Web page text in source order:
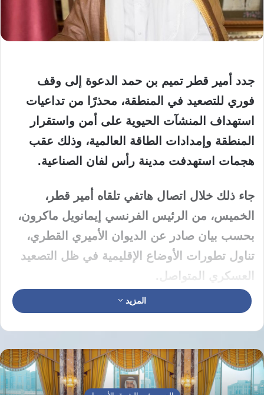
جدد أمير قطر تميم بن حمد الدعوة إلى وقف
فوري للتصعيد في المنطقة، محذرًا من تداعيات
استهداف المنشآت الحيوية على أمن واستقرار
المنطقة وإمدادات الطاقة العالمية، وذلك عقب
هجمات استهدفت مدينة رأس لفان الصناعية.
جاء ذلك خلال اتصال هاتفي تلقاه أمير قطر،
الخميس، من الرئيس الفرنسي إيمانويل ماكرون،
بحسب بيان صادر عن الديوان الأميري القطري،
تناول تطورات الأوضاع الإقليمية في ظل التصعيد
العسكري المتواصل.
تصعيد خطير يهدد استقرار المنطقة
الذي استهدف مدينة رأس لفان الصناعية، وما
يمثله من تصعيد خطير يقوض أمن واستقرار
المزيد